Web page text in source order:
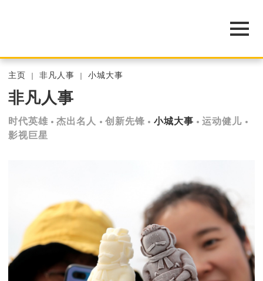
主页 非凡人事 小城大事
非凡人事
时代英雄 杰出名人 创新先锋 小城大事
运动健儿
影视巨星